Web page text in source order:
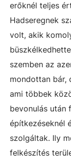
erőknél teljes
Hadseregnek
volt, akik
szemben az
mondottan bár,
ami többek
bevonulás után
építkezéseknél
szolgáltak. Ily
felkészítés